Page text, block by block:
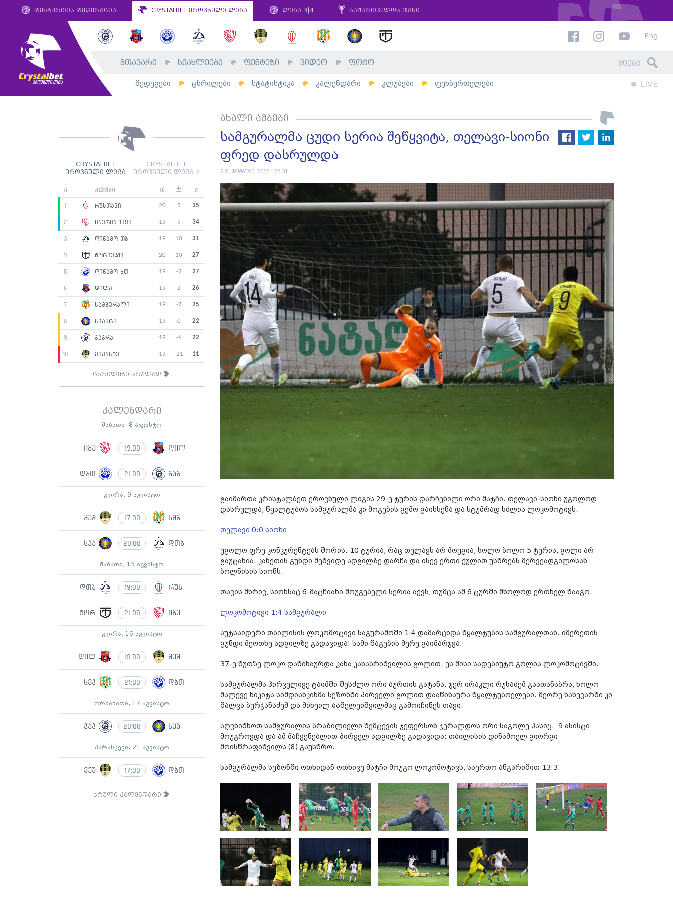
ფეხბურთის ფედერაცია CRYSTALBET ეროვნული ლიგა ლიგა 3|4 საქართველოს თასი
Eng
მთავარი სიახლეები ფენტეზი ვიდეო ფოტო
შედეგები ცხრილები სტატისტიკა კალენდარი კლუბები ფეხბურთელები LIVE
CRYSTALBET
ეროვნული ლიგა
CRYSTALBET
ეროვნული ლიგა 2
ა კლუბი თ ± ქ
1. რუსთავი 20 5 35
2. იბერია 1999 19 9 34
3. დინამო თბ 19 10 31
4. ტორპედო 20 10 27
5. დინამო ბთ 19 -2 27
6. დილა 19 2 26
7. სამგურალი 19 -7 25
8. სპაერი 19 0 22
9. გაგრა 19 -6 22
10. მეშახტე 19 -21 11
ცხრილები სრულად
კალენდარი
შაბათი, 8 აგვისტო
იბე 19:00 დილ
დბთ 21:00 გაგ
კვირა, 9 აგვისტო
მეშ 17:00 სმგ
სპა 20:00 დთბ
შაბათი, 15 აგვისტო
დთბ 19:00 რუს
ტორ 21:00 იბე
კვირა, 16 აგვისტო
დილ 19:00 მეშ
სმგ 21:00 დბთ
ორშაბათი, 17 აგვისტო
გაგ 20:00 სპა
პარასკევი, 21 აგვისტო
მეშ 17:00 დბთ
სრული კალენდარი
ახალი ამბები
სამგურალმა ცუდი სერია შეწყვიტა, თელავი-სიონი
ფრედ დასრულდა
9 ოქტომბერი, 2022 - 22:31
გაიმართა კრისტალბეთ ეროვნული ლიგის 29-ე ტურის დარჩენილი ორი მატჩი. თელავი-სიონი უგოლოდ
დასრულდა, წყალტუბოს სამგურალმა კი მოგების გემო გაიხსენა და სტუმრად სძლია ლოკომოტივს.
თელავი 0:0 სიონი
უგოლო ფრე კონკურენტებს შორის. 10 ტურია, რაც თელავს არ მოუგია, ხოლო ბოლო 5 ტურია, გოლი არ
გაუტანია. კახეთის გუნდი მეშვიდე ადგილზე დარჩა და ისევ ერთი ქულით უსწრებს მერვეადგილოსან
ბოლნისის სიონს.
თავის მხრივ, სიონსაც 6-მატჩიანი მოუგებელი სერია აქვს, თუმცა ამ 6 ტურში მხოლოდ ერთხელ წააგო.
ლოკომოტივი 1:4 სამგურალი
აუტსაიდერი თბილისის ლოკომოტივი საგურამოში 1:4 დამარცხდა წყალტუბის სამგურალთან. იმერეთის
გუნდი მეოთხე ადგილზე გადავიდა: სამი წაგების მერე გაიმარჯვა.
37-ე წუთზე ლოკო დაწინაურდა კახა კახაბრიშვილის გოლით. ეს მისი სადებიუტო გოლია ლოკომოტივში.
სამგურალმა პირველივე ტაიმში შესძლო ორი ბურთის გატანა. ჯერ ირაკლი რუხაძემ გაათანაბრა, ხოლო
მალევე ნიკიტა სიმდიანკინმა სეზონში პირველი გოლით დააწინაურა წყალტუბოელები. მეორე ნახევარში კი
შალვა ბურჯანაძემ და მიხეილ ბაშელეიშვილმაც გამოიჩინეს თავი.
აღვნიშნოთ სამგურალის ბრაზილიელი შემტევის ჯეფერსონ ჯერალდოს ორი საგოლე პასიც. 9 ასისტი
მოუგროვდა და ამ მაჩვენებლით პირველ ადგილზე გადავიდა: თბილისის დინამოელ გიორგი
მოისწრაფიშვილს (8) გაუსწრო.
სამგურალმა სეზონში ოთხიდან ოთხივე მატჩი მოუგო ლოკომოტივს, საერთო ანგარიშით 13:3.